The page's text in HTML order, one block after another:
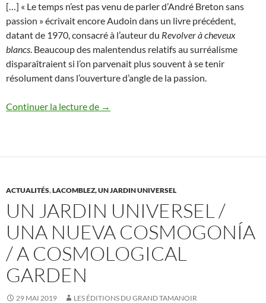
[…] « Le temps n’est pas venu de parler d’André Breton sans
passion » écrivait encore Audoin dans un livre précédent,
datant de 1970, consacré à l’auteur du Revolver à cheveux
blancs. Beaucoup des malentendus relatifs au surréalisme
disparaîtraient si l’on parvenait plus souvent à se tenir
résolument dans l’ouverture d’angle de la passion.
Continuer la lecture de Philippe Audoin
→
ACTUALITÉS,LACOMBLEZ, UN JARDIN UNIVERSEL
UN JARDIN UNIVERSEL /
UNA NUEVA COSMOGONÍA
/ A COSMOLOGICAL
GARDEN
29 MAI 2019 LES ÉDITIONS DU GRAND TAMANOIR